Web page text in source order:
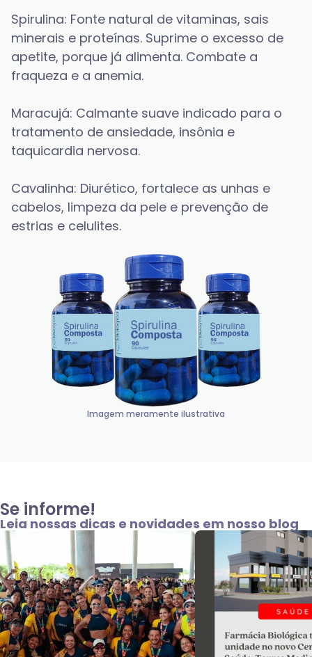
Spirulina: Fonte natural de vitaminas, sais
minerais e proteínas. Suprime o excesso de
apetite, porque já alimenta. Combate a
fraqueza e a anemia.
Maracujá: Calmante suave indicado para o
tratamento de ansiedade, insônia e
taquicardia nervosa.
Cavalinha: Diurético, fortalece as unhas e
cabelos, limpeza da pele e prevenção de
estrias e celulites.
Imagem meramente ilustrativa
Se informe!
Leia nossas dicas e novidades em nosso blog